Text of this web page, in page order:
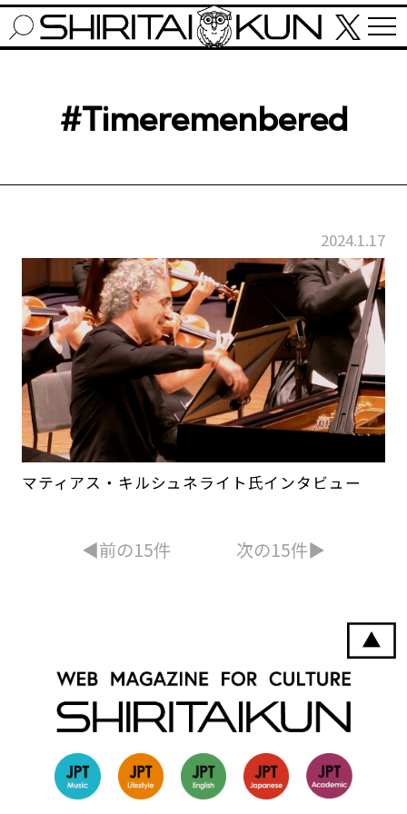
#Timeremenbered
2024.1.17
マティアス・キルシュネライト氏インタビュー
◀︎前の15件 次の15件▶︎